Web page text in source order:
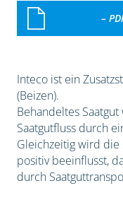
–
Inteco ist ein
(Beizen).
Behandeltes
Saatgutfluss durch
Gleichzeitig wird die
positiv beeinflusst,
durch